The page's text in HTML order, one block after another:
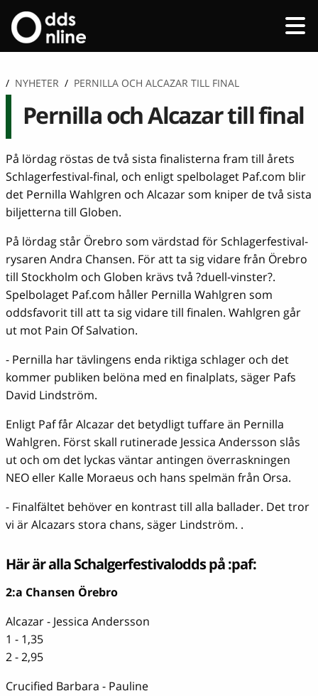
/ NYHETER / PERNILLA OCH ALCAZAR TILL FINAL
Pernilla och Alcazar till final
På lördag röstas de två sista finalisterna fram till årets
Schlagerfestival-final, och enligt spelbolaget Paf.com blir
det Pernilla Wahlgren och Alcazar som kniper de två sista
biljetterna till Globen.
På lördag står Örebro som värdstad för Schlagerfestival-
rysaren Andra Chansen. För att ta sig vidare från Örebro
till Stockholm och Globen krävs två ?duell-vinster?.
Spelbolaget Paf.com håller Pernilla Wahlgren som
oddsfavorit till att ta sig vidare till finalen. Wahlgren går
ut mot Pain Of Salvation.
- Pernilla har tävlingens enda riktiga schlager och det
kommer publiken belöna med en finalplats, säger Pafs
David Lindström.
Enligt Paf får Alcazar det betydligt tuffare än Pernilla
Wahlgren. Först skall rutinerade Jessica Andersson slås
ut och om det lyckas väntar antingen överraskningen
NEO eller Kalle Moraeus och hans spelmän från Orsa.
- Finalfältet behöver en kontrast till alla ballader. Det tror
vi är Alcazars stora chans, säger Lindström. .
Här är alla Schalgerfestivalodds på :paf:
2:a Chansen Örebro
Alcazar - Jessica Andersson
1 - 1,35
2 - 2,95
Crucified Barbara - Pauline